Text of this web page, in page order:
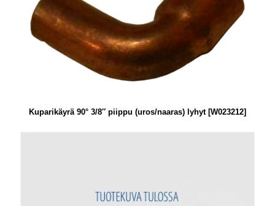
Kuparikäyrä 90° 3/8″ piippu (uros/naaras) lyhyt [W023212]